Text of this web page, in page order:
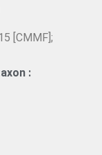
[CMMF];
: